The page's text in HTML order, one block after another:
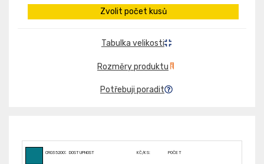
Zvolit počet kusů
Tabulka velikosti
Rozměry produktu
Potřebuji poradit
CR035200731000DOSTUPNOST KČ/KS: POČET